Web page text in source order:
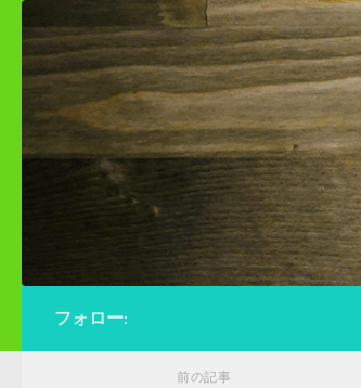
コンテンツへスキップ
フォロー:
前の記事